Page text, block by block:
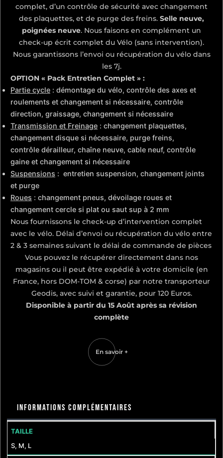
complet, d’un contrôle de sécurité avec changement
des plaquettes, et de purge des freins. Selle neuve,
poignées neuve. Nous faisons en complément un
check-up écrit complet du Vélo (sans intervention).
Nous garantissons l’envoi ou récupération du vélo dans
les 7j.
OPTION « Pack Entretien Complet » :
Partie cycle : démontage du vélo, contrôle des axes et
roulements et changement si nécessaire, contrôle
direction, graissage, changement si nécessaire
Transmission et Freinage : changement plaquettes,
changement disque si nécessaire, purge freins,
contrôle dérailleur, chaîne neuve, cable neuf, contrôle
gaine et changement si nécessaire
Suspensions : entretien suspension, changement joints
et purge
Roues : changement pneus, dévoilage roues et
changement cercle si plat ou saut sup à 2 mm
Nous fournissons le check-up d’intervention complet
avec le vélo. Délai d’envoi ou récupération du vélo entre
2 & 3 semaines suivant le délai de commande de pièces
Vous pouvez le récupérer directement dans nos
magasins ou il peut être expédié à votre domicile (en
France, hors DOM-TOM & corse) par notre transporteur
Geodis, avec suivi et garantie, pour 120 Euros.
Disponible à partir du 15 Août après sa révision
complète
En savoir +
Informations complémentaires
TAILLE
S, M, L